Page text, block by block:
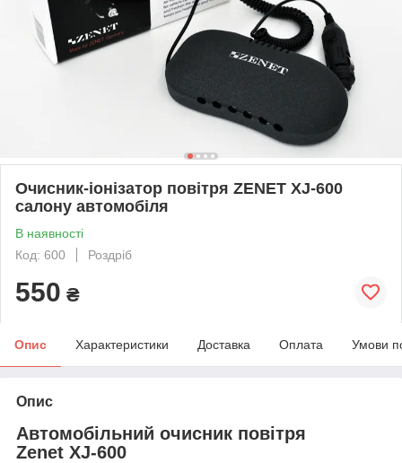
Очисник-іонізатор повітря ZENET XJ-600
салону автомобіля
В наявності
Код: 600
Роздріб
550 ₴
Опис Характеристики Доставка Оплата Умови
Опис
Автомобільний очисник повітря
Zenet XJ-600